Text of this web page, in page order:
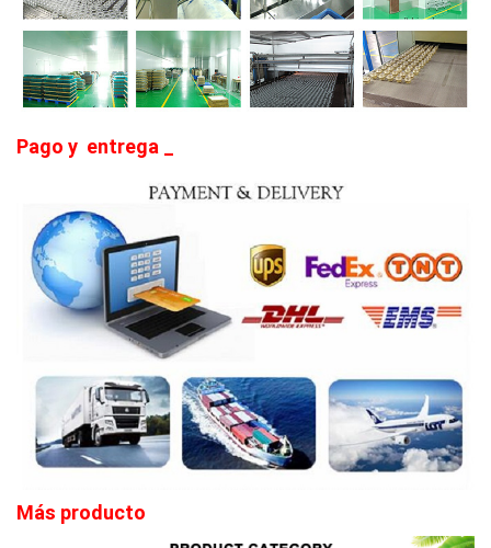
Pago y entrega _
Más producto